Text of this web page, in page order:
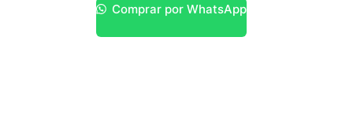
Comprar por WhatsApp